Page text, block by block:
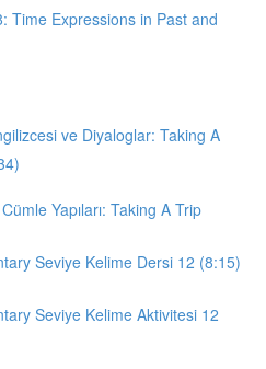
Time Expressions in Past and
ve Diyaloglar: Taking A
Yapıları: Taking A Trip
Seviye Kelime Dersi 12 (8:15)
Seviye Kelime Aktivitesi 12